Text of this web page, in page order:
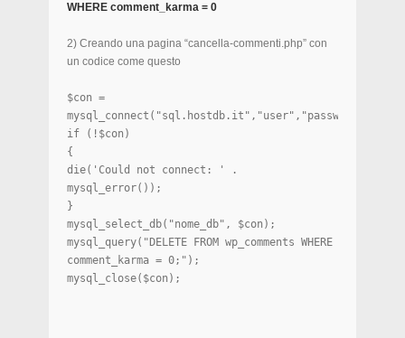
WHERE comment_karma = 0
2) Creando una pagina “cancella-commenti.php” con
un codice come questo
$con =
mysql_connect("sql.hostdb.it","user","passwd");
if (!$con)
{
die('Could not connect: ' .
mysql_error());
}
mysql_select_db("nome_db", $con);
mysql_query("DELETE FROM wp_comments WHERE
comment_karma = 0;");
mysql_close($con);